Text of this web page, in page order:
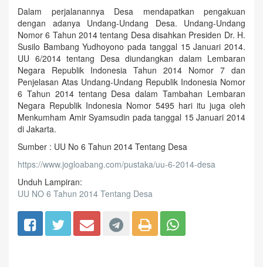
Dalam perjalanannya Desa mendapatkan pengakuan
dengan adanya Undang-Undang Desa. Undang-Undang
Nomor 6 Tahun 2014 tentang Desa disahkan Presiden Dr. H.
Susilo Bambang Yudhoyono pada tanggal 15 Januari 2014.
UU 6/2014 tentang Desa diundangkan dalam Lembaran
Negara Republik Indonesia Tahun 2014 Nomor 7 dan
Penjelasan Atas Undang-Undang Republik Indonesia Nomor
6 Tahun 2014 tentang Desa dalam Tambahan Lembaran
Negara Republik Indonesia Nomor 5495 hari itu juga oleh
Menkumham Amir Syamsudin pada tanggal 15 Januari 2014
di Jakarta.
Sumber : UU No 6 Tahun 2014 Tentang Desa
https://www.jogloabang.com/pustaka/uu-6-2014-desa
Unduh Lampiran:
UU NO 6 Tahun 2014 Tentang Desa